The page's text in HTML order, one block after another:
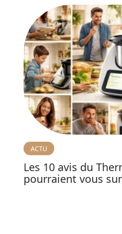
ACTU
Les 10 avis du
pourraient vous